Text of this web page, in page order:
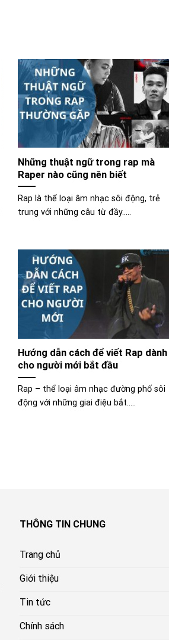
Những thuật ngữ trong rap mà
Raper nào cũng nên biết
Rap là thể loại âm nhạc sôi động, trẻ
trung với những câu từ đầy.....
Hướng dẫn cách để viết Rap dành
cho người mới bắt đầu
Rap – thể loại âm nhạc đường phố sôi
động với những giai điệu bắt.....
THÔNG TIN CHUNG
Trang chủ
Giới thiệu
Tin tức
Chính sách